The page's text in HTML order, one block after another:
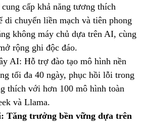
cấp khả năng tương thích
di chuyển liền mạch và tiên phong
không máy chủ dựa trên AI, cùng
rộng ghi độc đáo.
AI: Hỗ trợ đào tạo mô hình nền
tối đa 40 ngày, phục hồi lỗi trong
thích với hơn 100 mô hình toàn
và Llama.
Tăng trưởng bền vững dựa trên